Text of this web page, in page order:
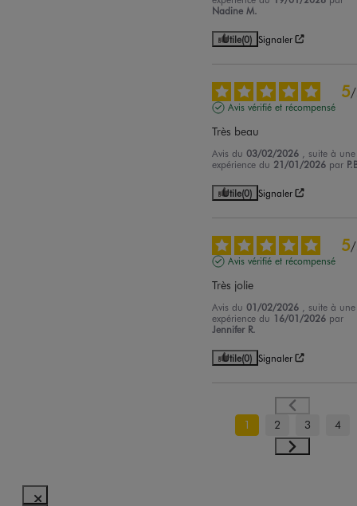
Nadine M.
Utile(0) Signaler
5/
Avis vérifié et récompensé
Très beau
Avis du03/02/2026
, suite à une
expérience du 21/01/2026 par
Utile(0) Signaler
5/
Avis vérifié et récompensé
Très jolie
Avis du01/02/2026
, suite à une
expérience du 16/01/2026 par
Jennifer R.
Utile(0) Signaler
1 2 3 4